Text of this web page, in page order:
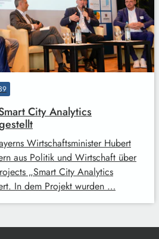
City Analytics
Wirtschaftsminister Hubert
aus Politik und Wirtschaft über
„Smart City Analytics
In dem Projekt wurden …